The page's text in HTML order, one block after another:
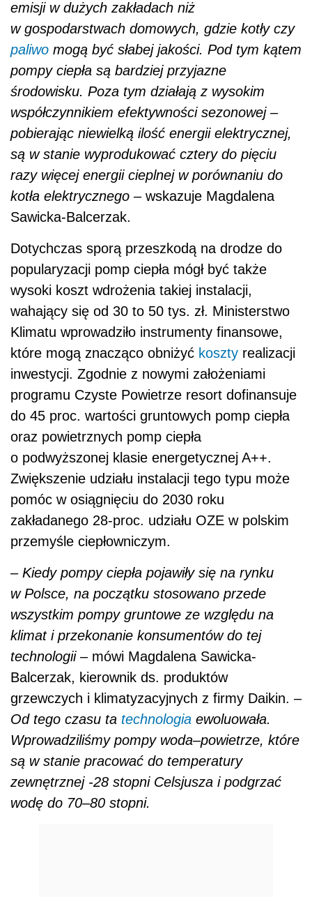
emisji w dużych zakładach niż
w gospodarstwach domowych, gdzie kotły czy
paliwo mogą być słabej jakości. Pod tym kątem
pompy ciepła są bardziej przyjazne
środowisku. Poza tym działają z wysokim
współczynnikiem efektywności sezonowej –
pobierając niewielką ilość energii elektrycznej,
są w stanie wyprodukować cztery do pięciu
razy więcej energii cieplnej w porównaniu do
kotła elektrycznego – wskazuje Magdalena
Sawicka-Balcerzak.
Dotychczas sporą przeszkodą na drodze do
popularyzacji pomp ciepła mógł być także
wysoki koszt wdrożenia takiej instalacji,
wahający się od 30 to 50 tys. zł. Ministerstwo
Klimatu wprowadziło instrumenty finansowe,
które mogą znacząco obniżyć koszty realizacji
inwestycji. Zgodnie z nowymi założeniami
programu Czyste Powietrze resort dofinansuje
do 45 proc. wartości gruntowych pomp ciepła
oraz powietrznych pomp ciepła
o podwyższonej klasie energetycznej A++.
Zwiększenie udziału instalacji tego typu może
pomóc w osiągnięciu do 2030 roku
zakładanego 28-proc. udziału OZE w polskim
przemyśle ciepłowniczym.
– Kiedy pompy ciepła pojawiły się na rynku
w Polsce, na początku stosowano przede
wszystkim pompy gruntowe ze względu na
klimat i przekonanie konsumentów do tej
technologii – mówi Magdalena Sawicka-
Balcerzak, kierownik ds. produktów
grzewczych i klimatyzacyjnych z firmy Daikin. –
Od tego czasu ta technologia ewoluowała.
Wprowadziliśmy pompy woda–powietrze, które
są w stanie pracować do temperatury
zewnętrznej -28 stopni Celsjusza i podgrzać
wodę do 70–80 stopni.